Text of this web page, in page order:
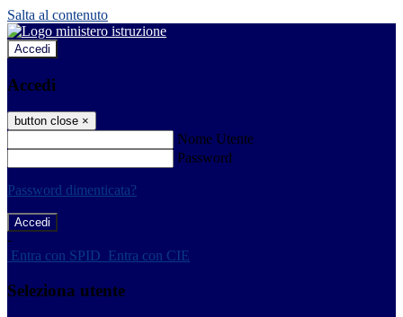
Salta al contenuto
Accedi
Accedi
button close ×
Nome Utente
Password
Password dimenticata?
-
Entra con SPID Entra con CIE
Seleziona utente